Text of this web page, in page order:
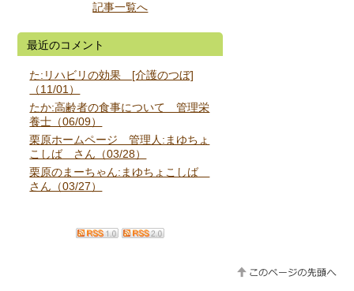
記事一覧へ
最近のコメント
た:リハビリの効果 [介護のつぼ]
（11/01）
たか:高齢者の食事について 管理栄
養士（06/09）
栗原ホームページ 管理人:まゆちょ
こしば さん（03/28）
栗原のまーちゃん:まゆちょこしば
さん（03/27）